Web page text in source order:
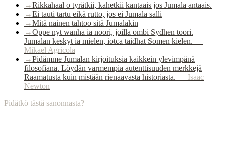
→Rikkahaal o tyrätkii, kahetkii kantaais jos Jumala antaais.
→Ei tauti tartu eikä rutto, jos ei Jumala salli
→Mitä nainen tahtoo sitä Jumalakin
→Oppe nyt wanha ia noori, joilla ombi Sydhen toori.
Jumalan keskyt ia mielen, iotca taidhat Somen kielen. —
Mikael Agricola
→Pidämme Jumalan kirjoituksia kaikkein ylevimpänä
filosofiana. Löydän varmempia autenttisuuden merkkejä
Raamatusta kuin mistään rienaavasta historiasta. — Isaac
Newton
Pidätkö tästä sanonnasta?